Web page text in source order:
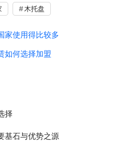
木托盘
家使用得比较多
如何选择加盟
择
基石与优势之源